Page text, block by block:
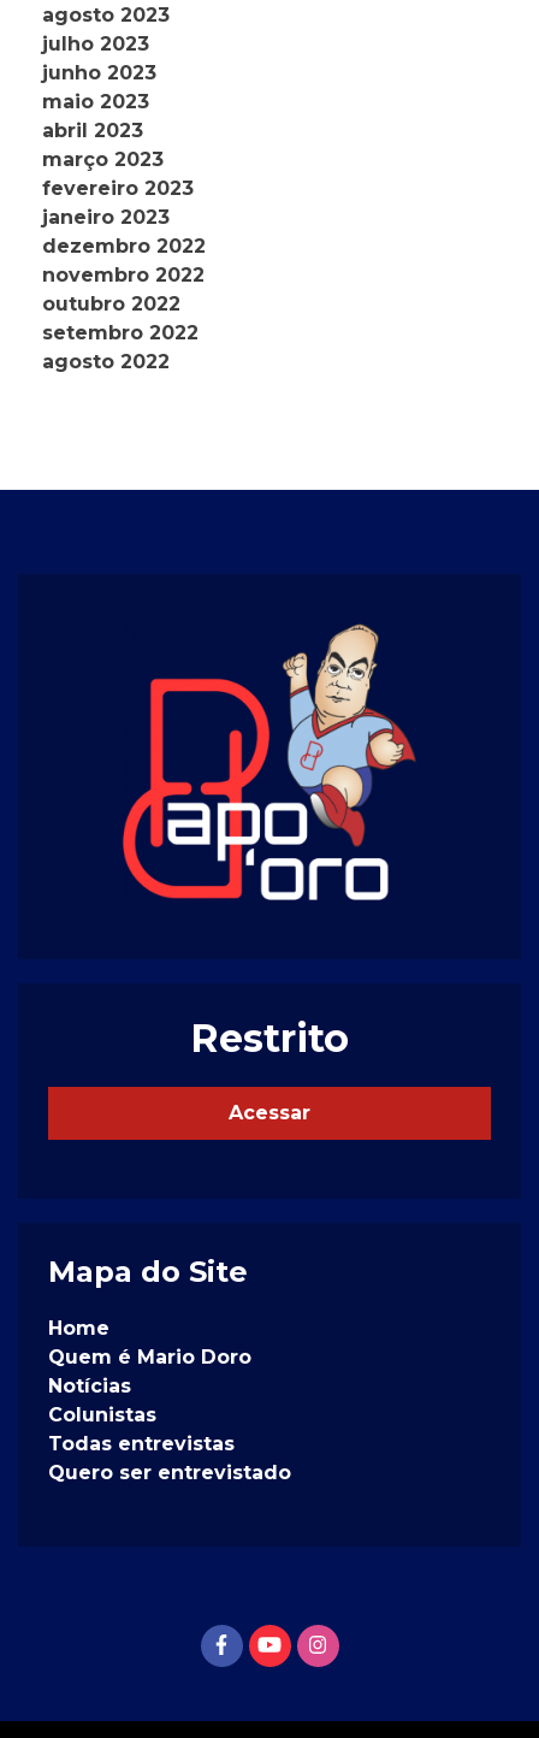
agosto 2023
julho 2023
junho 2023
maio 2023
abril 2023
março 2023
fevereiro 2023
janeiro 2023
dezembro 2022
novembro 2022
outubro 2022
setembro 2022
agosto 2022
Restrito
Acessar
Mapa do Site
Home
Quem é Mario Doro
Notícias
Colunistas
Todas entrevistas
Quero ser entrevistado